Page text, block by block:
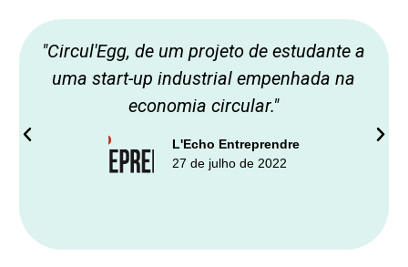
"Circul'Egg, de um projeto de estudante a
uma start-up industrial empenhada na
economia circular."
L'Echo Entreprendre
27 de julho de 2022